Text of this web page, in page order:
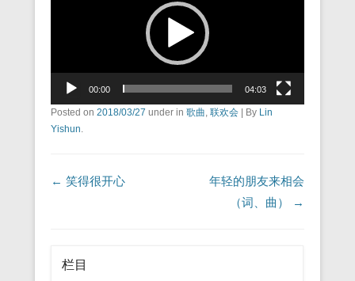
00:00 04:03
Posted on 2018/03/27 under in 歌曲, 联欢会 By Lin
Yishun.
Post navigation
← 笑得很开心
年轻的朋友来相会
（词、曲）
→
栏目